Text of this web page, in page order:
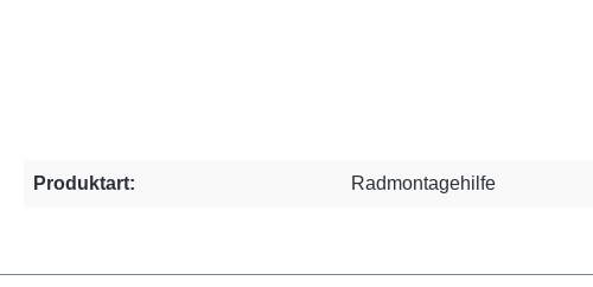
Produktart: Radmontagehilfe